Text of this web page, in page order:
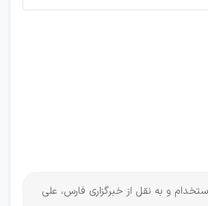
و به نقل از خبرگزاری فارس، علی